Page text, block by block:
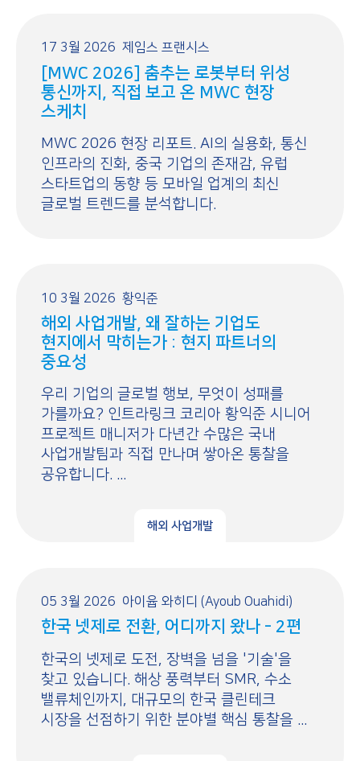
17 3월 2026 제임스 프랜시스
[MWC 2026] 춤추는 로봇부터 위성
통신까지, 직접 보고 온 MWC 현장
스케치
MWC 2026 현장 리포트. AI의 실용화, 통신
인프라의 진화, 중국 기업의 존재감, 유럽
스타트업의 동향 등 모바일 업계의 최신
글로벌 트렌드를 분석합니다.
10 3월 2026 황익준
해외 사업개발, 왜 잘하는 기업도
현지에서 막히는가 : 현지 파트너의
중요성
우리 기업의 글로벌 행보, 무엇이 성패를
가를까요? 인트라링크 코리아 황익준 시니어
프로젝트 매니저가 다년간 수많은 국내
사업개발팀과 직접 만나며 쌓아온 통찰을
공유합니다. ...
해외 사업개발
05 3월 2026 아이윱 와히디 (Ayoub Ouahidi)
한국 넷제로 전환, 어디까지 왔나 - 2편
한국의 넷제로 도전, 장벽을 넘을 '기술'을
찾고 있습니다. 해상 풍력부터 SMR, 수소
밸류체인까지, 대규모의 한국 클린테크
시장을 선점하기 위한 분야별 핵심 통찰을 ...